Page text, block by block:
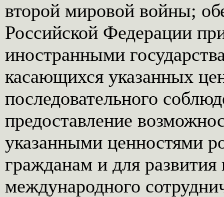
второй мировой войны;
Российской Федерации
иностранными
касающихся указанных
последовательного
предоставление
указанными ценностями
гражданам и для
международного